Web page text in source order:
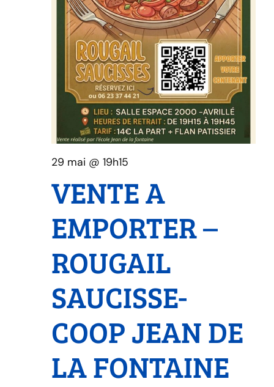
29 mai @ 19h15
VENTE A
EMPORTER –
ROUGAIL
SAUCISSE-
COOP JEAN DE
LA FONTAINE